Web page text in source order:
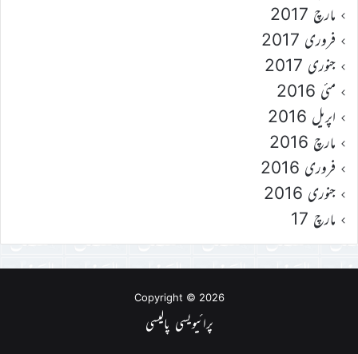
مارچ 2017
فروری 2017
جنوری 2017
مئی 2016
اپریل 2016
مارچ 2016
فروری 2016
جنوری 2016
مارچ 17
Copyright © 2026
پرائیویسی پالیسی